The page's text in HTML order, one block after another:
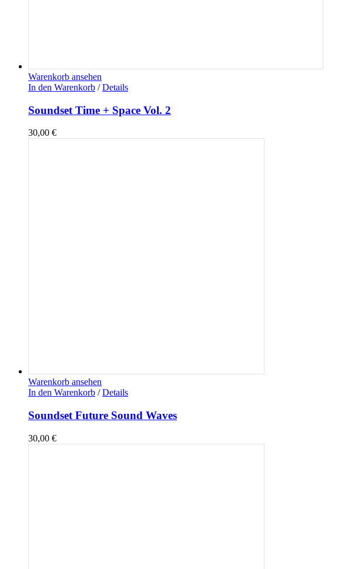
Warenkorb ansehen
In den Warenkorb / Details
Soundset Time + Space Vol. 2
30,00 €
Warenkorb ansehen
In den Warenkorb / Details
Soundset Future Sound Waves
30,00 €